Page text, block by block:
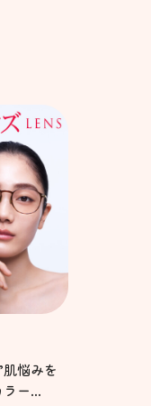
悩みを
ー